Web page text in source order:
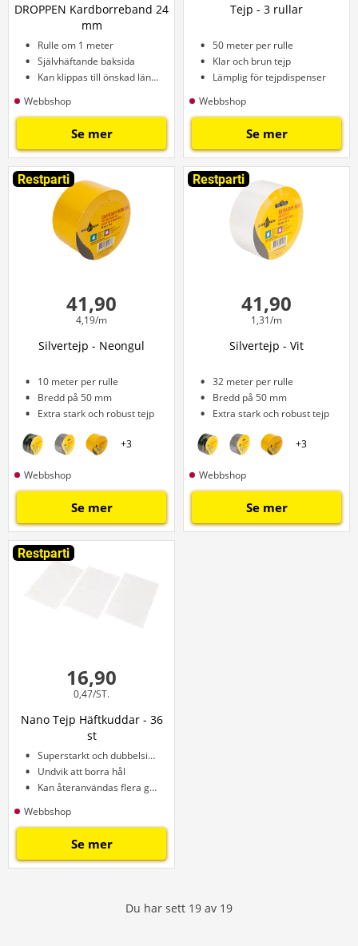
DROPPEN Kardborreband 24
mm
Rulle om 1 meter
Självhäftande baksida
Kan klippas till önskad längd
Webbshop
Se mer
Tejp - 3 rullar
50 meter per rulle
Klar och brun tejp
Lämplig för tejpdispenser
Webbshop
Se mer
Restparti
41,90
4,19/m
Silvertejp - Neongul
10 meter per rulle
Bredd på 50 mm
Extra stark och robust tejp
+3
Webbshop
Se mer
Restparti
41,90
1,31/m
Silvertejp - Vit
32 meter per rulle
Bredd på 50 mm
Extra stark och robust tejp
+3
Webbshop
Se mer
Restparti
16,90
0,47/ST.
Nano Tejp Häftkuddar - 36
st
Superstarkt och dubbelsidigt självhäftande
Undvik att borra hål
Kan återanvändas flera gånger
Webbshop
Se mer
Du har sett 19 av 19